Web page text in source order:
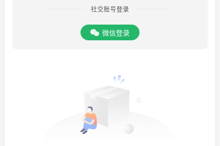
社交账号登录
微信登录